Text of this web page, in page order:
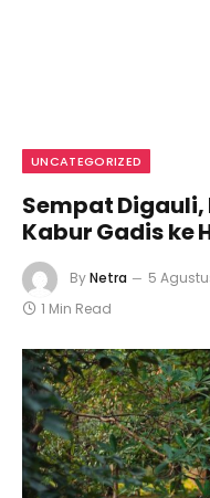
UNCATEGORIZED
Sempat Digauli,
Kabur Gadis ke
ByNetra 5
1 Min Read